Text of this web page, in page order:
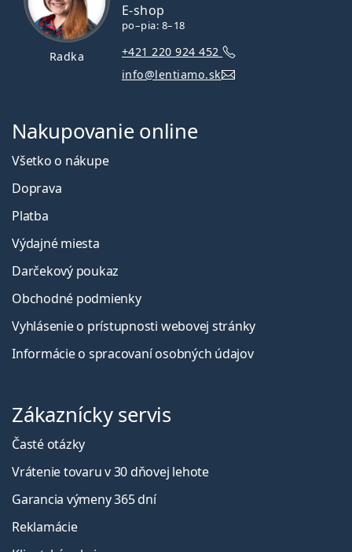
Radka
E-shop
po–pia: 8–18
+421 220 924 452
info@lentiamo.sk
Nakupovanie online
Všetko o nákupe
Doprava
Platba
Výdajné miesta
Darčekový poukaz
Obchodné podmienky
Vyhlásenie o prístupnosti webovej stránky
Informácie o spracovaní osobných údajov
Zákaznícky servis
Časté otázky
Vrátenie tovaru v 30 dňovej lehote
Garancia výmeny 365 dní
Reklamácie